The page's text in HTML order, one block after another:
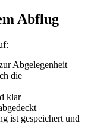
Abflug
Abgelegenheit
die
klar
ist gespeichert und